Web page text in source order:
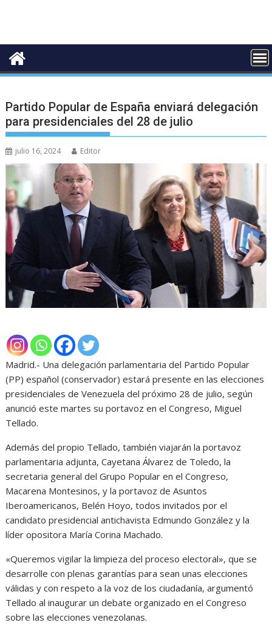
Partido Popular de España enviará delegación
para presidenciales del 28 de julio
julio 16, 2024 Editor
Madrid.- Una delegación parlamentaria del Partido Popular
(PP) español (conservador) estará presente en las elecciones
presidenciales de Venezuela del próximo 28 de julio, según
anunció este martes su portavoz en el Congreso, Miguel
Tellado.
Además del propio Tellado, también viajarán la portavoz
parlamentaria adjunta, Cayetana Álvarez de Toledo, la
secretaria general del Grupo Popular en el Congreso,
Macarena Montesinos, y la portavoz de Asuntos
Iberoamericanos, Belén Hoyo, todos invitados por el
candidato presidencial antichavista Edmundo González y la
líder opositora María Corina Machado.
«Queremos vigilar la limpieza del proceso electoral», que se
desarrolle con plenas garantías para sean unas elecciones
válidas y con respeto a la voz de los ciudadanía, argumentó
Tellado al inaugurar un debate organizado en el Congreso
sobre las elecciones venezolanas.